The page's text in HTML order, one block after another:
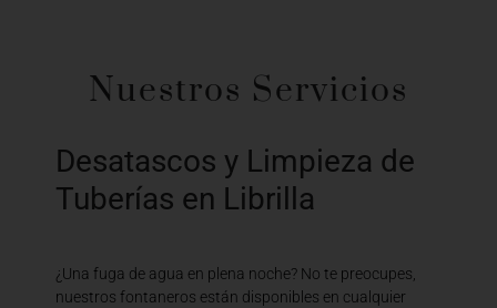
Nuestros Servicios
Desatascos y Limpieza de
Tuberías en Librilla
¿Una fuga de agua en plena noche? No te preocupes,
nuestros fontaneros están disponibles en cualquier